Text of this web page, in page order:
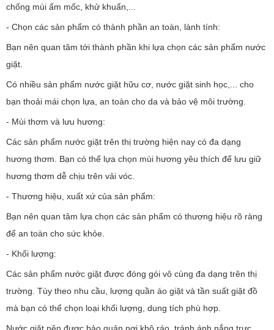
chống mùi ẩm mốc, khử khuẩn,...
- Chọn các sản phẩm có thành phần an toàn, lành tính:
Bạn nên quan tâm tới thành phần khi lựa chọn các sản phẩm nước
giặt.
Có nhiều sản phẩm nước giặt hữu cơ, nước giặt sinh học,... cho
bạn thoải mái chọn lựa, an toàn cho da và bảo vệ môi trường.
- Mùi thơm và lưu hương:
Các sản phẩm nước giặt trên thị trường hiện nay có đa dạng
hương thơm. Bạn có thể lựa chọn mùi hương yêu thích để lưu giữ
hương thơm dễ chịu trên vải vóc.
- Thương hiệu, xuất xứ của sản phẩm:
Bạn nên quan tâm lựa chọn các sản phẩm có thương hiệu rõ ràng
để an toàn cho sức khỏe.
- Khối lượng:
Các sản phẩm nước giặt được đóng gói vô cùng đa dạng trên thị
trường. Tùy theo nhu cầu, lượng quần áo giặt và tần suất giặt đồ
mà bạn có thể chọn loại khối lượng, dung tích phù hợp.